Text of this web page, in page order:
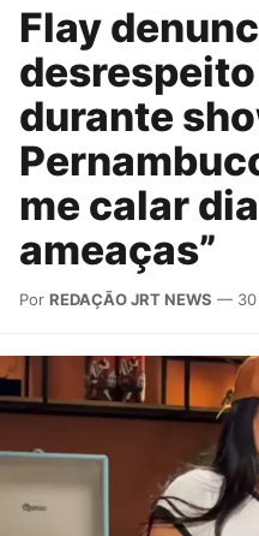
Flay
durante
me calar
ameaças”
Por REDAÇÃO JRT NEWS — 30